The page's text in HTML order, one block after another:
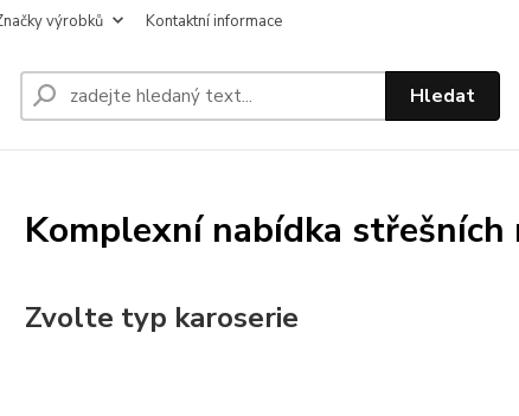
výrobků Kontaktní informace
Hledat
Komplexní nabídka
Zvolte typ karoserie